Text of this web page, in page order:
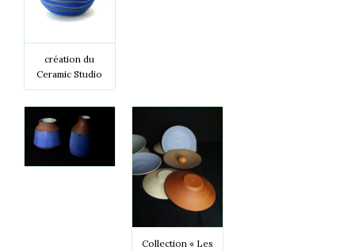
création du
Ceramic Studio
Collection « Les